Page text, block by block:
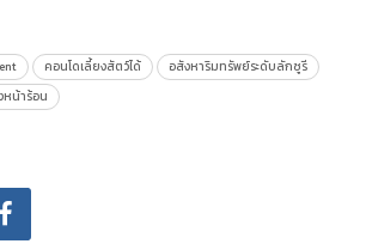
หม่กับการเลี้ยงสัตว์ในคอนโดมิเนียม และเป็น
Residences ได้รวบรวมเกร็ดความรู้จากทั้ง
อนโดมิเนียมและจากสัตวแพทย์โรงพยาบาล
ปันเคล็ดลับดีๆ ที่จะช่วยยกระดับคุณภาพชีวิต
เลี้ยงแสนรักให้สามารถอยู่ร่วมกันได้อย่างมี
นี้ โดยมี
ร้อนให้มีสุขภาพกายและสุขภาพจิตที่ดี
คอนโดเลี้ยงสัตว์ได้
อสังหาริมทรัพย์ระดับลักซูรี
หน้าร้อน